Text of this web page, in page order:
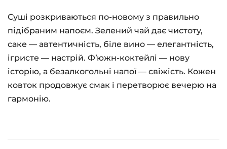
Суші розкриваються по-новому з правильно
підібраним напоєм. Зелений чай дає чистоту,
саке — автентичність, біле вино — елегантність,
ігристе — настрій. Фʼюжн-коктейлі — нову
історію, а безалкогольні напої — свіжість. Кожен
ковток продовжує смак і перетворює вечерю на
гармонію.